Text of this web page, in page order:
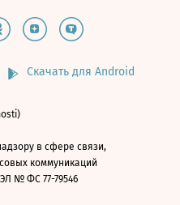
Скачать для Android
в сфере связи,
коммуникаций
№ ФС 77-79546